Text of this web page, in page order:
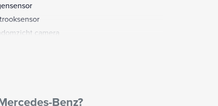
camera
multifunctioneelBenz?